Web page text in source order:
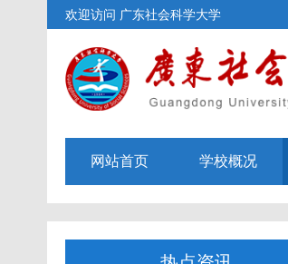
欢迎访问 广东社会科学大学
网站首页 学校概况